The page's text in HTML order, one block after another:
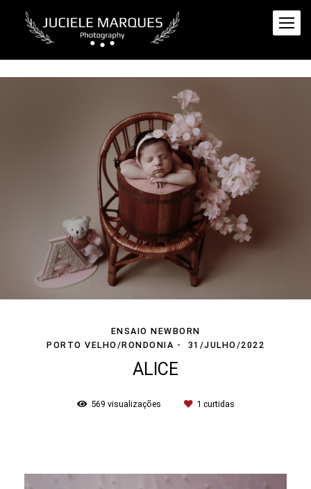
ENSAIO NEWBORN
PORTO VELHO/RONDONIA
31/JULHO/2022
ALICE
569 visualizações 1 curtidas